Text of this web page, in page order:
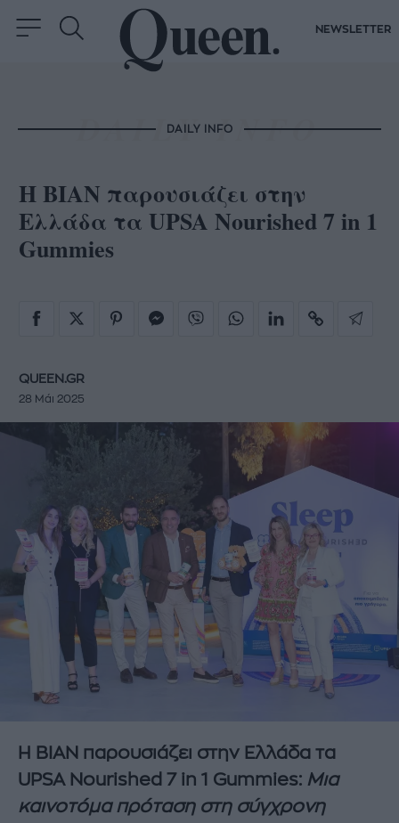
NEWSLETTER
DAILY INFO
Η ΒΙΑΝ παρουσιάζει στην
Ελλάδα τα UPSA Nourished 7 in 1
Gummies
QUEEN.GR
28 Μάι 2025
Η ΒΙΑΝ παρουσιάζει στην Ελλάδα τα
UPSA Nourished 7 in 1 Gummies: Μια
καινοτόμα πρόταση στη σύγχρονη